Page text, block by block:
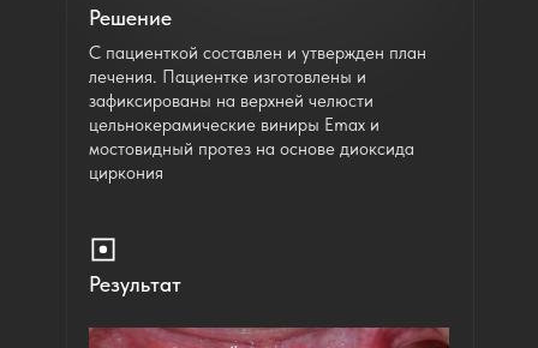
Решение
С пациенткой составлен и утвержден план
лечения. Пациентке изготовлены и
зафиксированы на верхней челюсти
цельнокерамические виниры Emax и
мостовидный протез на основе диоксида
циркония
Результат